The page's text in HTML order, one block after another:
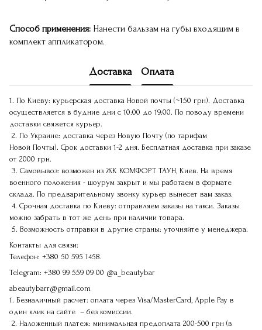
Способ применения: Нанести бальзам на губы входящим в
комплект аппликатором.
Доставка Оплата
1. По Киеву: курьерская доставка Новой почты (~150 грн). Доставка
осуществляется в будние дни с 10:00 до 19:00. По поводу времени
доставки свяжется курьер.
2. По Украине: доставка через Новую Почту (по тарифам
Новой Почты). Срок доставки 1-2 дня. Бесплатная доставка при заказе
от 2000 грн.
3. Самовывоз: возможен из ЖК КОМФОРТ ТАУН, Киев. На время
военного положения - шоурум закрыт и мы работаем в формате
склада. По предварительному звонку курьер вынесет вам заказ.
4. Срочная доставка по Киеву: отправляем заказы на такси. Заказы
можно забрать в тот же день при наличии товара.
5. Возможность отправки в другие страны: уточняйте у менеджера.
Контакты для связи:
Телефон: +380 50 595 1458.
Telegram: +380 99 559 09 00 @a_beautybar
abeautybarr@gmail.com
1. Безналичный расчет: оплата через Visa/MasterCard, Apple Pay в
один клик на сайте – без комиссии.
2. Наложенный платеж: минимальная предоплата 200-500 грн (в